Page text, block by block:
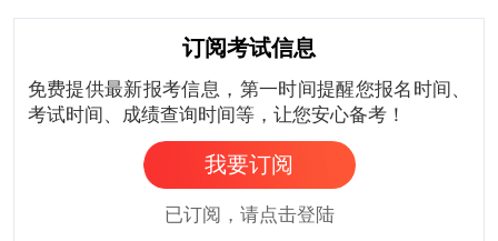
订阅考试信息
免费提供最新报考信息，第一时间提醒您报名时间、
考试时间、成绩查询时间等，让您安心备考！
我要订阅
已订阅，请点击登陆